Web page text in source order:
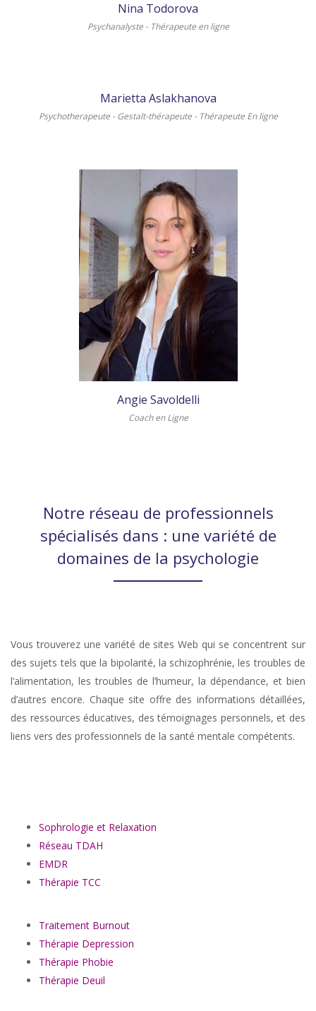
Nina Todorova
Psychanalyste - Thérapeute en ligne
Marietta Aslakhanova
Psychotherapeute - Gestalt-thérapeute - Thérapeute En ligne
Angie Savoldelli
Coach en Ligne
Notre réseau de professionnels
spécialisés dans : une variété de
domaines de la psychologie
Vous trouverez une variété de sites Web qui se concentrent sur
des sujets tels que la bipolarité, la schizophrénie, les troubles de
l’alimentation, les troubles de l’humeur, la dépendance, et bien
d’autres encore. Chaque site offre des informations détaillées,
des ressources éducatives, des témoignages personnels, et des
liens vers des professionnels de la santé mentale compétents.
Sophrologie et Relaxation
Réseau TDAH
EMDR
Thérapie TCC
Traitement Burnout
Thérapie Depression
Thérapie Phobie
Thérapie Deuil